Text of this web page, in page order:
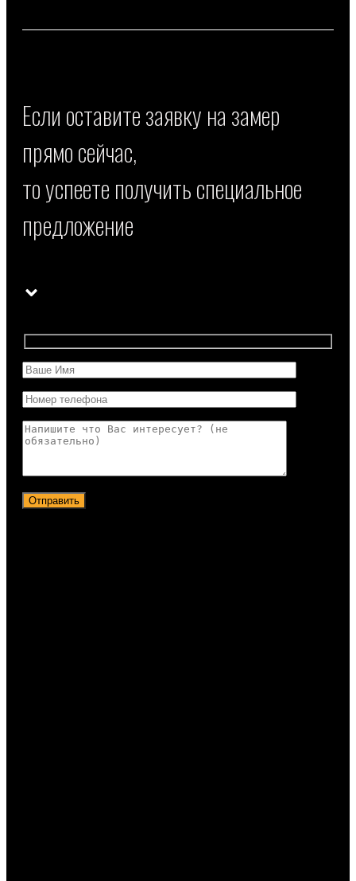
Если оставите заявку на замер
прямо сейчас,
то успеете получить специальное
предложение
Отправить